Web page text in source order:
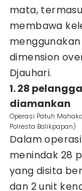
mata,
membawa
dimension
Djauhari.
1. 28
diamankan
Operasi Patuh
Polresta Balikpapan)
Dalam
menindak 28
yang disita
dan 2 unit